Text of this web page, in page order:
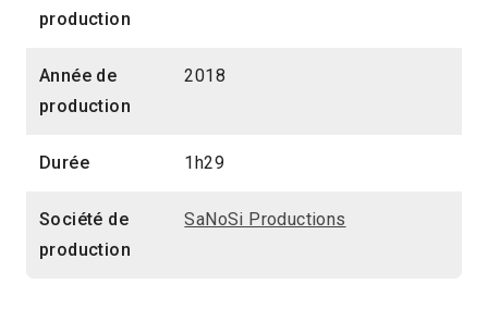
production
Année de
production
2018
Durée 1h29
Société de
production
SaNoSi Productions